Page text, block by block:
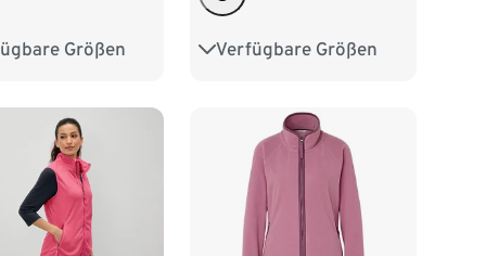
Größen
34 S 36/38 Verfügbare Größen
S/M L/XL